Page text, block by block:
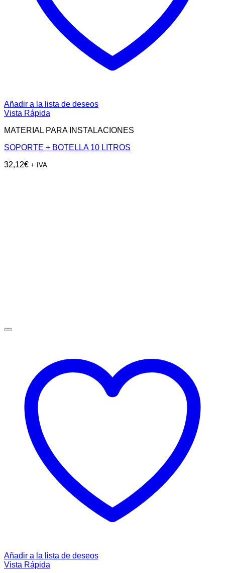
Añadir a la lista de deseos
Vista Rápida
MATERIAL PARA INSTALACIONES
SOPORTE + BOTELLA 10 LITROS
32,12€ + IVA
Añadir a la lista de deseos
Vista Rápida